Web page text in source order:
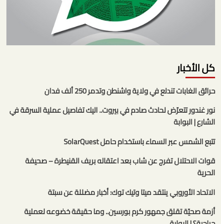
كل الأخبار
حرائق الغابات تندلع في ولاية واشنطن وتدمر 250 ألف فدان
نور غندور تتعرّض لحادث صادم في بيروت.. اليك تفاصيل عملية السرقة في
الشارع | البوابة
تتبع الشمس عبر السماء باستخدام حامل SolarQuest
قوات الاحتلال تفرج عن شاب بعد اعتقاله بريف القنيطرة – صحيفة
الحرية
الاتحاد الأوروبي ينتقد ميتا وتيك توك: أخبار مضللة عن سبتة
أزمة صحيّة تقلق جمهور كرم بورسين.. وما حقيقة خضوعه لعملية